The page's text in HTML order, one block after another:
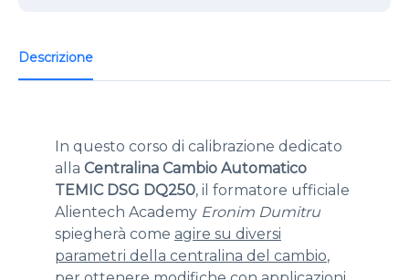
Descrizione
In questo corso di calibrazione dedicato
alla Centralina Cambio Automatico
TEMIC DSG DQ250, il formatore ufficiale
Alientech Academy Eronim Dumitru
spiegherà come agire su diversi
parametri della centralina del cambio,